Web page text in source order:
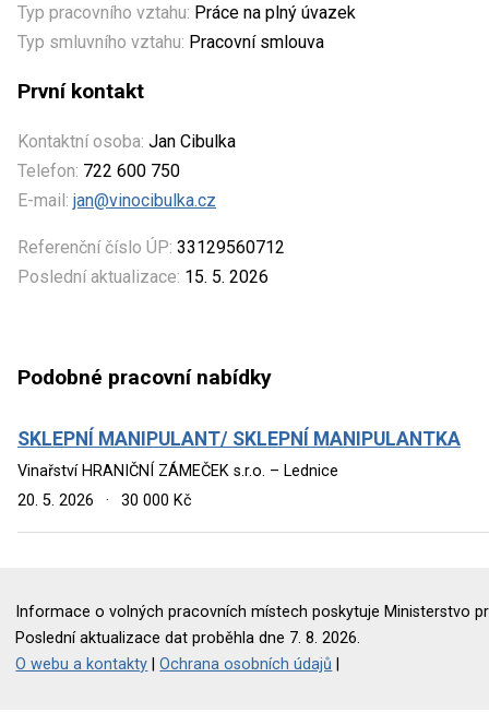
Typ pracovního vztahu: Práce na plný úvazek
Typ smluvního vztahu: Pracovní smlouva
První kontakt
Kontaktní osoba: Jan Cibulka
Telefon: 722 600 750
E-mail: jan@vinocibulka.cz
Referenční číslo ÚP: 33129560712
Poslední aktualizace: 15. 5. 2026
Podobné pracovní nabídky
SKLEPNÍ MANIPULANT/ SKLEPNÍ MANIPULANTKA
Vinařství HRANIČNÍ ZÁMEČEK s.r.o. – Lednice
20. 5. 2026
· 30 000 Kč
Informace o volných pracovních místech poskytuje Ministerstvo
Poslední aktualizace dat proběhla dne 7. 8. 2026.
O webu a kontakty |Ochrana osobních údajů